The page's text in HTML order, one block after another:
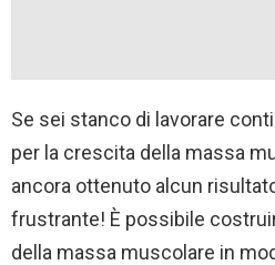
Se sei stanco di lavorare
per la crescita della massa
ancora ottenuto alcun
frustrante! È possibile
della massa muscolare in